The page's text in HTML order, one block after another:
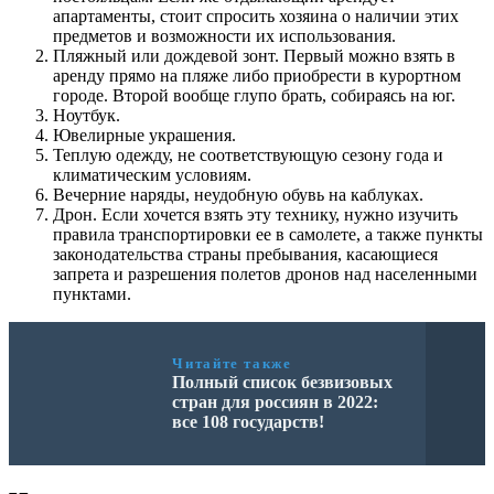
апартаменты, стоит спросить хозяина о наличии этих
предметов и возможности их использования.
Пляжный или дождевой зонт. Первый можно взять в
аренду прямо на пляже либо приобрести в курортном
городе. Второй вообще глупо брать, собираясь на юг.
Ноутбук.
Ювелирные украшения.
Теплую одежду, не соответствующую сезону года и
климатическим условиям.
Вечерние наряды, неудобную обувь на каблуках.
Дрон. Если хочется взять эту технику, нужно изучить
правила транспортировки ее в самолете, а также пункты
законодательства страны пребывания, касающиеся
запрета и разрешения полетов дронов над населенными
пунктами.
Читайте также
Полный список безвизовых
стран для россиян в 2022:
все 108 государств!